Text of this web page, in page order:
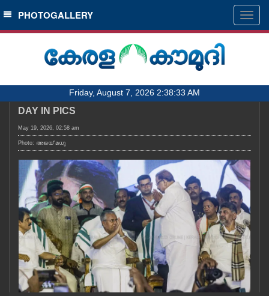
SECTIONS
HOME
NOTIFIED NEWS
KERALA
LOCAL
OBITUARY
NEWS 360
CASE DIARY
PHOTOGALLERY
Friday, August 7, 2026 2:38:33 AM
DAY IN PICS
May 19, 2026, 02:58 am
Photo: അജയ് മധു